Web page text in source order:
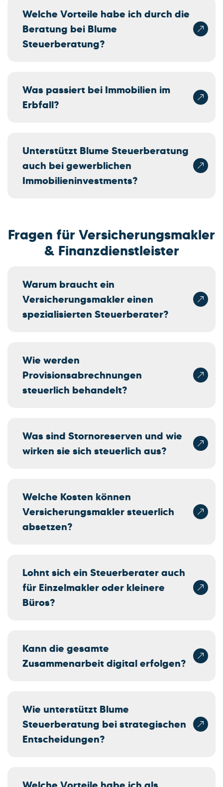
Welche Vorteile habe ich durch die
Beratung bei Blume
Steuerberatung?
Was passiert bei Immobilien im
Erbfall?
Unterstützt Blume Steuerberatung
auch bei gewerblichen
Immobilieninvestments?
Fragen für Versicherungsmakler
& Finanzdienstleister
Warum braucht ein
Versicherungsmakler einen
spezialisierten Steuerberater?
Wie werden
Provisionsabrechnungen
steuerlich behandelt?
Was sind Stornoreserven und wie
wirken sie sich steuerlich aus?
Welche Kosten können
Versicherungsmakler steuerlich
absetzen?
Lohnt sich ein Steuerberater auch
für Einzelmakler oder kleinere
Büros?
Kann die gesamte
Zusammenarbeit digital erfolgen?
Wie unterstützt Blume
Steuerberatung bei strategischen
Entscheidungen?